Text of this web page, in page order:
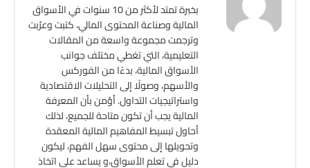
بخبرة تمتد لأكثر من 10 سنوات في الأسواق
المالية وصناعة المحتوى المالي، كتبت وعرّبت
وترجمت مجموعة واسعة من المقالات
التعليمية، التي تغطي مختلف جوانب
الأسواق المالية، بدءًا من الفوركس
والأسهم، وصولًا إلى التحليلات الاقتصادية
واستراتيجيات التداول. أؤمن بأن المعرفة
المالية يجب أن تكون متاحة للجميع، لذلك
أحاول تبسيط المفاهيم المالية المعقدة
وتحويلها إلى محتوى سهل الفهم، ليكون
دليل في تعلم الأسواق،و يساعد على اتخاذ